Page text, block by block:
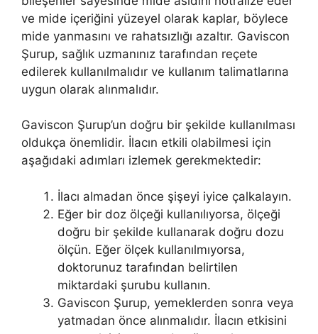
ve mide içeriğini yüzeyel olarak kaplar, böylece
mide yanmasını ve rahatsızlığı azaltır. Gaviscon
Şurup, sağlık uzmanınız tarafından reçete
edilerek kullanılmalıdır ve kullanım talimatlarına
uygun olarak alınmalıdır.
Gaviscon Şurup’un doğru bir şekilde kullanılması
oldukça önemlidir. İlacın etkili olabilmesi için
aşağıdaki adımları izlemek gerekmektedir:
İlacı almadan önce şişeyi iyice çalkalayın.
Eğer bir doz ölçeği kullanılıyorsa, ölçeği
doğru bir şekilde kullanarak doğru dozu
ölçün. Eğer ölçek kullanılmıyorsa,
doktorunuz tarafından belirtilen
miktardaki şurubu kullanın.
Gaviscon Şurup, yemeklerden sonra veya
yatmadan önce alınmalıdır. İlacın etkisini